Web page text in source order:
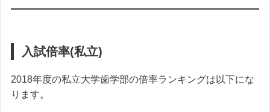
入試倍率(私立)
2018年度の私立大学歯学部の倍率ランキングは以下にな
ります。